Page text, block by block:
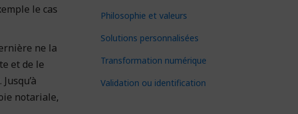
le cas
ne la
et de le
notariale,
Philosophie et valeurs
Solutions personnalisées
Transformation numérique
Validation ou identification